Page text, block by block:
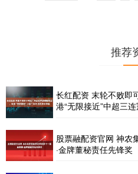
推荐
长红配资 末轮不败即
港“无限接近”中超三
股票融配资官网 神农
·金牌董秘责任先锋奖